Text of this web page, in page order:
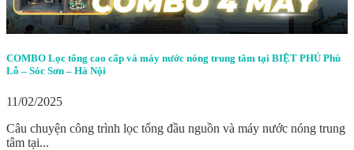
COMBO Lọc tổng cao cấp và máy nước nóng trung tâm tại BIỆT PHỦ Phù
Lỗ – Sóc Sơn – Hà Nội
11/02/2025
Câu chuyện công trình lọc tổng đầu nguồn và máy nước nóng trung
tâm tại...